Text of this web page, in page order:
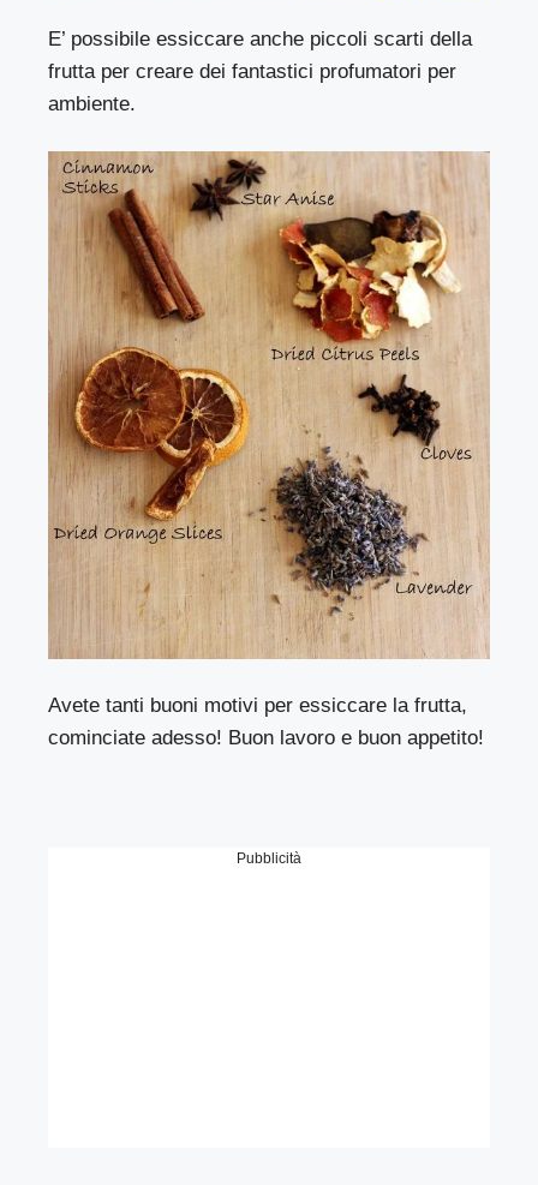
E’ possibile essiccare anche piccoli scarti della
frutta per creare dei fantastici profumatori per
ambiente.
Avete tanti buoni motivi per essiccare la frutta,
cominciate adesso! Buon lavoro e buon appetito!
Pubblicità